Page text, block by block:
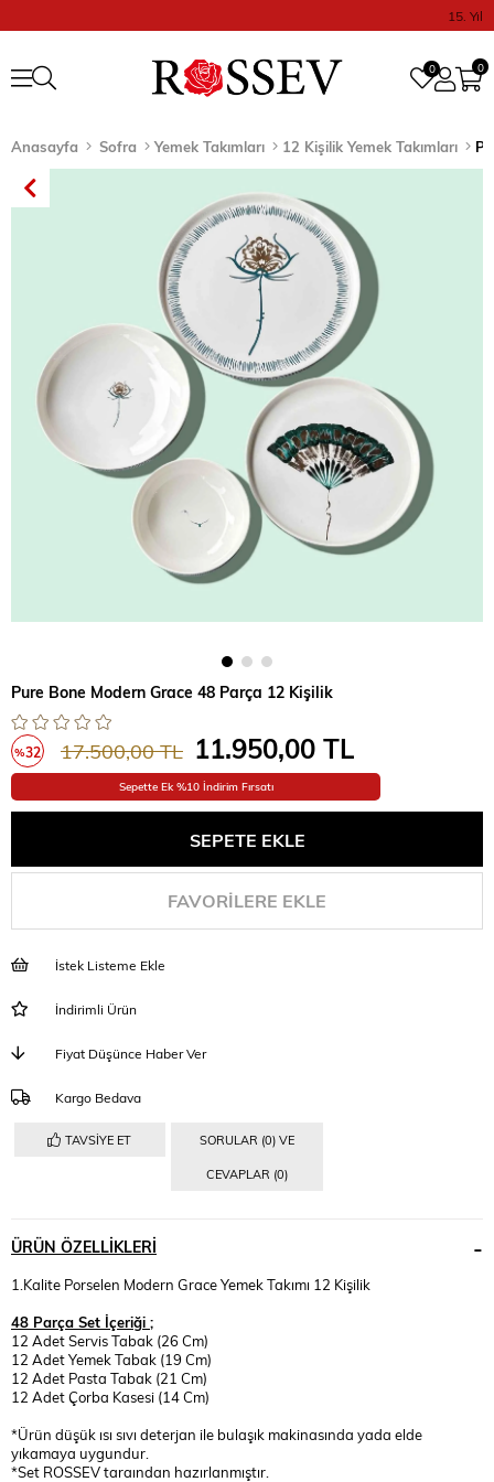
15. Yıl
0
0
Anasayfa Sofra Yemek Takımları 12 Kişilik Yemek Takımları
Pure Bone Modern Grace 48 Parça 12 Kişilik
%32 17.500,00 TL 11.950,00 TL
Sepette Ek %10 İndirim Fırsatı
FAVORILERE EKLE
İstek Listeme Ekle
İndirimli Ürün
Fiyat Düşünce Haber Ver
Kargo Bedava
TAVSIYE ET SORULAR (0) VE
CEVAPLAR (0)
ÜRÜN ÖZELLIKLERI
1.Kalite Porselen Modern Grace Yemek Takımı 12 Kişilik
48 Parça Set İçeriği ;
12 Adet Servis Tabak (26 Cm)
12 Adet Yemek Tabak (19 Cm)
12 Adet Pasta Tabak (21 Cm)
12 Adet Çorba Kasesi (14 Cm)
*Ürün düşük ısı sıvı deterjan ile bulaşık makinasında yada elde
yıkamaya uygundur.
*Set ROSSEV taraından hazırlanmıştır.